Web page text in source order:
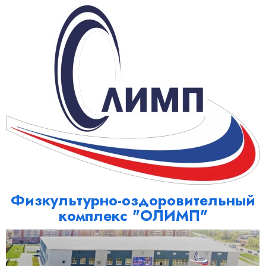
Физкультурно-оздоровительный
комплекс "ОЛИМП"